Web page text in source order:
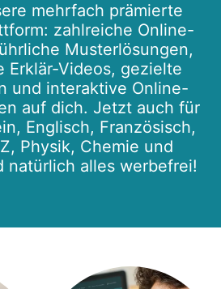
mehrfach prämierte
zahlreiche Online-
Musterlösungen,
Erklär-Videos, gezielte
und interaktive Online-
auf dich. Jetzt auch für
Englisch, Französisch,
Physik, Chemie und
natürlich alles werbefrei!